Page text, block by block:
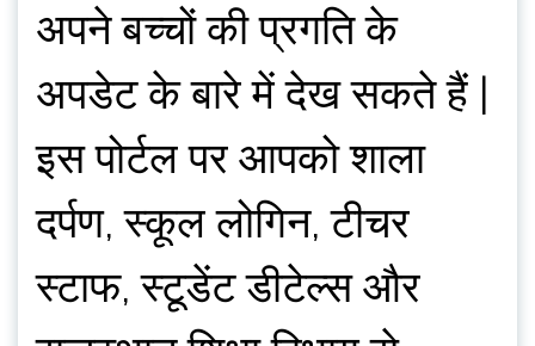
अपने बच्चों की प्रगति के
अपडेट के बारे में देख सकते हैं |
इस पोर्टल पर आपको शाला
दर्पण, स्कूल लोगिन, टीचर
स्टाफ, स्टूडेंट डीटेल्स और